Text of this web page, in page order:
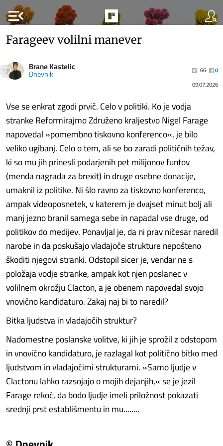
menu_open
Farageev volilni manever
Brane Kastelic
Dnevnik 66
0
09.07.2026
Vse se enkrat zgodi prvič. Celo v politiki. Ko je vodja
stranke Reformirajmo Združeno kraljestvo Nigel Farage
napovedal »pomembno tiskovno konferenco«, je bilo
veliko ugibanj. Celo o tem, ali se bo zaradi političnih težav,
ki so mu jih prinesli podarjenih pet milijonov funtov
(menda nagrada za brexit) in druge osebne donacije,
umaknil iz politike. Ni šlo ravno za tiskovno konferenco,
ampak videoposnetek, v katerem je dvajset minut bolj ali
manj jezno branil samega sebe in napadal vse druge, od
politikov do medijev. Ponavljal je, da ni prav ničesar naredil
narobe in da poskušajo vladajoče strukture nepošteno
škoditi njegovi stranki. Odstopil sicer je, vendar ne s
položaja vodje stranke, ampak kot njen poslanec v
volilnem okrožju Clacton, a je obenem napovedal svojo
vnovično kandidaturo. Zakaj naj bi to naredil?
Bitka ljudstva in vladajočih struktur?
Nadomestne poslanske volitve, ki jih je sprožil z odstopom
in vnovično kandidaturo, je razlagal kot politično bitko med
ljudstvom in vladajočimi strukturami. »Samo ljudje v
Clactonu lahko razsojajo o mojih dejanjih,« se je jezil
Farage rekoč, da bodo ljudje imeli priložnost pokazati
srednji prst establišmentu in mu........